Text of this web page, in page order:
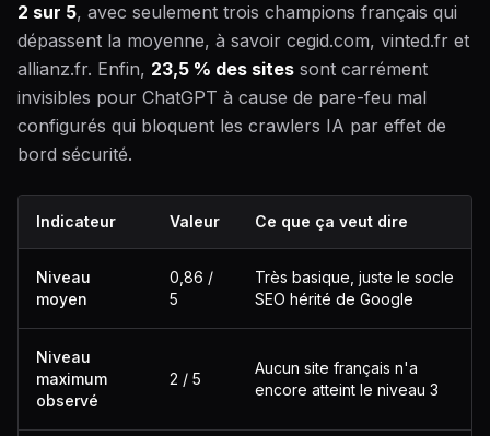
2 sur 5, avec seulement trois champions français qui
dépassent la moyenne, à savoir cegid.com, vinted.fr et
allianz.fr. Enfin, 23,5 % des sites sont carrément
invisibles pour ChatGPT à cause de pare-feu mal
configurés qui bloquent les crawlers IA par effet de
bord sécurité.
Indicateur Valeur Ce que ça veut dire
Niveau
moyen
0,86 /
5
Très basique, juste le socle
SEO hérité de Google
Niveau
maximum
observé
2 / 5
Aucun site français n'a
encore atteint le niveau 3